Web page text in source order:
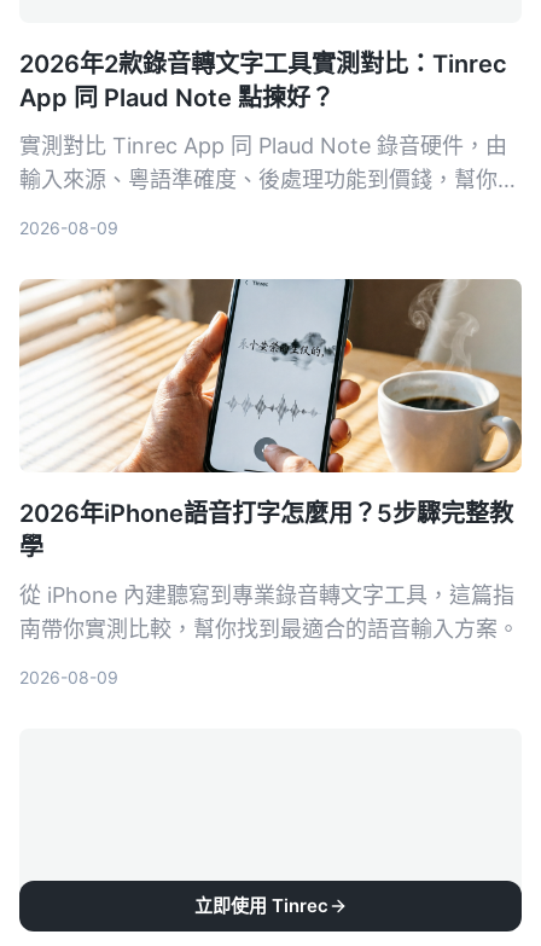
2026年2款錄音轉文字工具實測對比：Tinrec
App 同 Plaud Note 點揀好？
實測對比 Tinrec App 同 Plaud Note 錄音硬件，由
輸入來源、粵語準確度、後處理功能到價錢，幫你揀
2026-08-09
2026年iPhone語音打字怎麼用？5步驟完整教
學
從 iPhone 內建聽寫到專業錄音轉文字工具，這篇指
南帶你實測比較，幫你找到最適合的語音輸入方案。
2026-08-09
立即使用 Tinrec